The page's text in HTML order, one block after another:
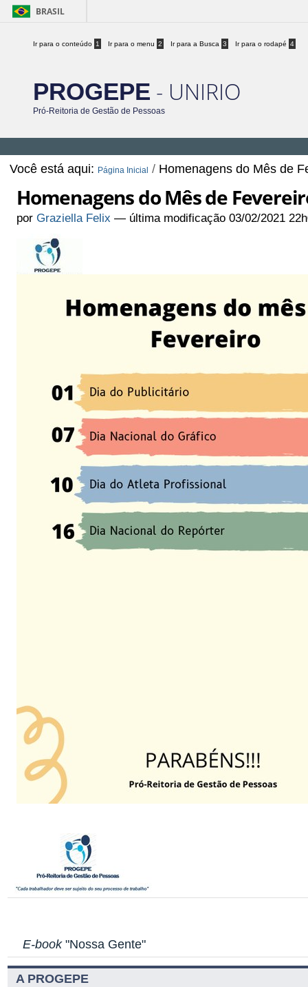
BRASIL
Ir para o conteúdo 1 Ir para o menu 2 Ir para a Busca 3 Ir para o rodapé 4
PROGEPE - UNIRIO
Pró-Reitoria de Gestão de Pessoas
Você está aqui: Página Inicial / Homenagens do Mês de
Homenagens do Mês de
porGraziella Felix — última modificação 03/02/2021
E-book"Nossa Gente"
A PROGEPE